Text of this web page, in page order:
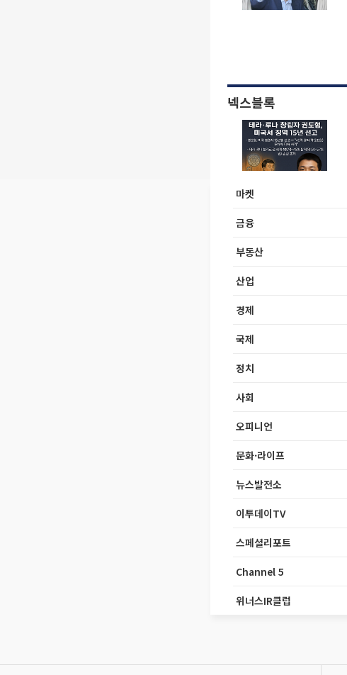
넥스블록
마켓
금융
부동산
산업
경제
국제
정치
사회
오피니언
문화·라이프
뉴스발전소
이투데이TV
스페셜리포트
Channel 5
위너스IR클럽